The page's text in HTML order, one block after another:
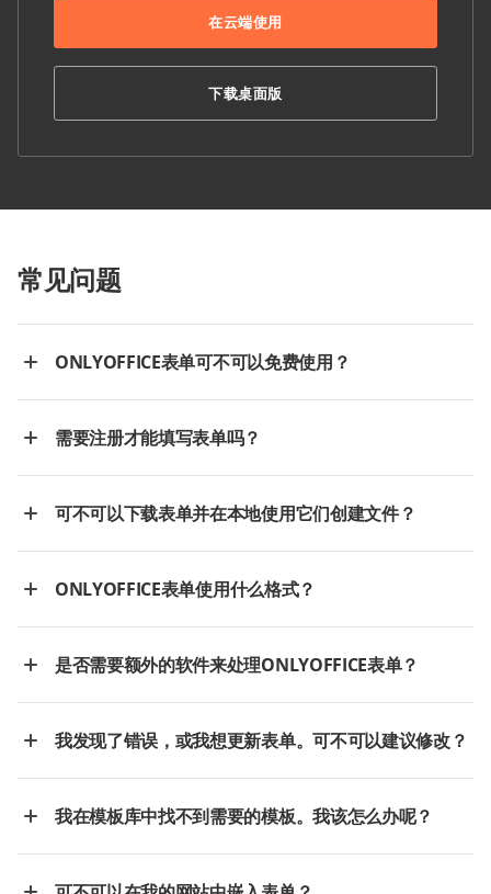
在云端使用
下载桌面版
常见问题
ONLYOFFICE表单可不可以免费使用？
需要注册才能填写表单吗？
可不可以下载表单并在本地使用它们创建文件？
ONLYOFFICE表单使用什么格式？
是否需要额外的软件来处理ONLYOFFICE表单？
我发现了错误，或我想更新表单。可不可以建议修改？
我在模板库中找不到需要的模板。我该怎么办呢？